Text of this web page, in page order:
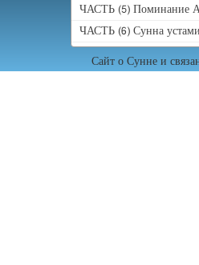
ЧАСТЬ (5) Поминание
ЧАСТЬ (6) Сунна